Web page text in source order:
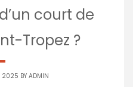
court de
Tropez ?
2025 BY ADMIN